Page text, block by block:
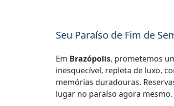
Seu Paraíso de Fim de
Em Brazópolis, prometemos
inesquecível, repleta de luxo,
memórias duradouras.
lugar no paraíso agora mesmo.